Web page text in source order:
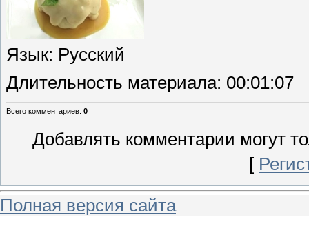
Язык: Русский
Длительность материала: 00:01:07
Всего комментариев: 0
Добавлять комментарии могут
[
Полная версия сайта